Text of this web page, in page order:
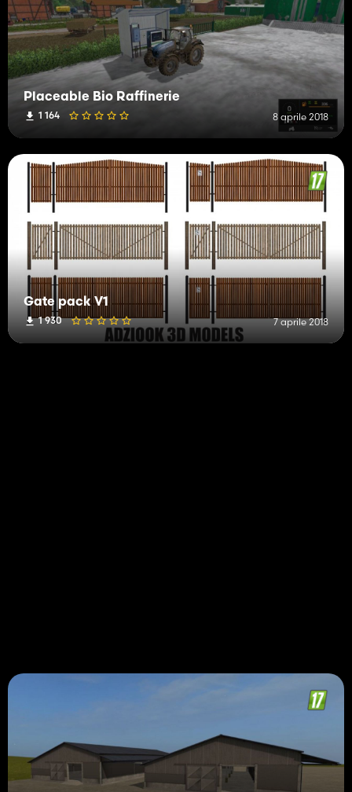
Placeable Bio Raffinerie
1 164 8 aprile 2018
Gate pack V1
1 930 7 aprile 2018